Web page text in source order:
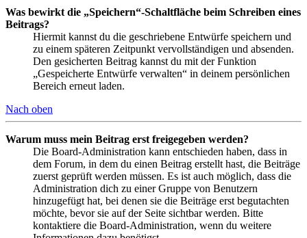
Was bewirkt die „Speichern“-Schaltfläche beim Schreiben eines
Beitrags?
Hiermit kannst du die geschriebene Entwürfe speichern und
zu einem späteren Zeitpunkt vervollständigen und absenden.
Den gesicherten Beitrag kannst du mit der Funktion
„Gespeicherte Entwürfe verwalten“ in deinem persönlichen
Bereich erneut laden.
Nach oben
Warum muss mein Beitrag erst freigegeben werden?
Die Board-Administration kann entschieden haben, dass in
dem Forum, in dem du einen Beitrag erstellt hast, die Beiträge
zuerst geprüft werden müssen. Es ist auch möglich, dass die
Administration dich zu einer Gruppe von Benutzern
hinzugefügt hat, bei denen sie die Beiträge erst begutachten
möchte, bevor sie auf der Seite sichtbar werden. Bitte
kontaktiere die Board-Administration, wenn du weitere